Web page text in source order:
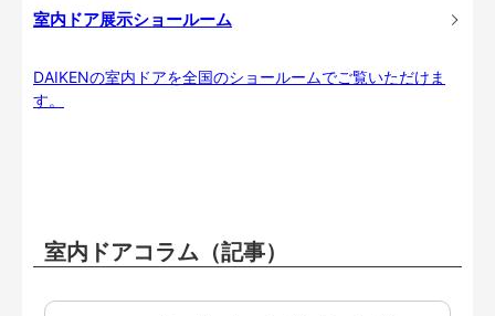
室内ドア展示ショールーム
DAIKENの室内ドアを全国のショールームでご覧いただけま
す。
室内ドアコラム（記事）